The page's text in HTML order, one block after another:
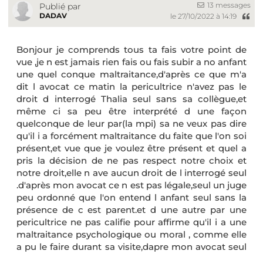
Publié par
DADAV
13 messages
le 27/10/2022 à 14:19
Bonjour je comprends tous ta fais votre point de
vue ,je n est jamais rien fais ou fais subir a no anfant
une quel conque maltraitance,d'après ce que m'a
dit l avocat ce matin la pericultrice n'avez pas le
droit d interrogé Thalia seul sans sa collègue,et
même ci sa peu être interprété d une façon
quelconque de leur par(la mpi) sa ne veux pas dire
qu'il i a forcément maltraitance du faite que l'on soi
présent,et vue que je voulez être présent et quel a
pris la décision de ne pas respect notre choix et
notre droit,elle n ave aucun droit de l interrogé seul
.d'après mon avocat ce n est pas légale,seul un juge
peu ordonné que l'on entend l anfant seul sans la
présence de c est parent.et d une autre par une
pericultrice ne pas califie pour affirme qu'il i a une
maltraitance psychologique ou moral , comme elle
a pu le faire durant sa visite,dapre mon avocat seul